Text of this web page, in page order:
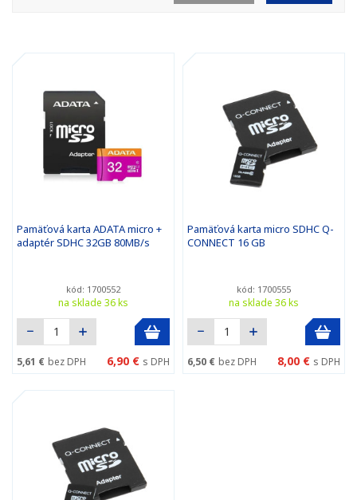
Pamäťová karta ADATA micro +
adaptér SDHC 32GB 80MB/s
kód: 1700552
na sklade 36 ks
5,61 € bez DPH 6,90 € s DPH
Pamäťová karta micro SDHC Q-
CONNECT 16 GB
kód: 1700555
na sklade 36 ks
6,50 € bez DPH 8,00 € s DPH